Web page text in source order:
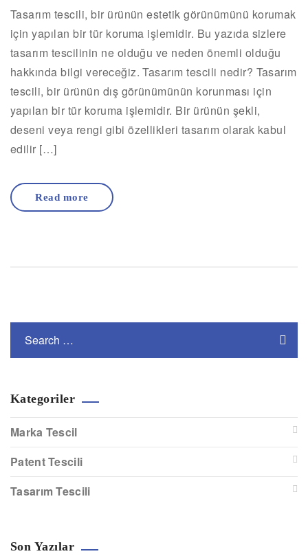
Tasarım tescili, bir ürünün estetik görünümünü korumak
için yapılan bir tür koruma işlemidir. Bu yazıda sizlere
tasarım tescilinin ne olduğu ve neden önemli olduğu
hakkında bilgi vereceğiz. Tasarım tescili nedir? Tasarım
tescili, bir ürünün dış görünümünün korunması için
yapılan bir tür koruma işlemidir. Bir ürünün şekli,
deseni veya rengi gibi özellikleri tasarım olarak kabul
edilir […]
Read more
Kategoriler
Marka Tescil
Patent Tescili
Tasarım Tescili
Son Yazılar